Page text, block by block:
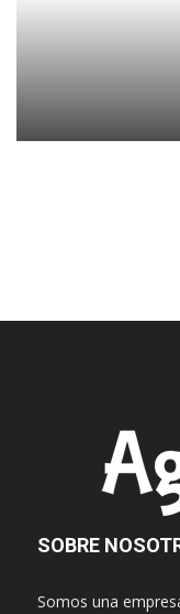
SOBRE
Somos una